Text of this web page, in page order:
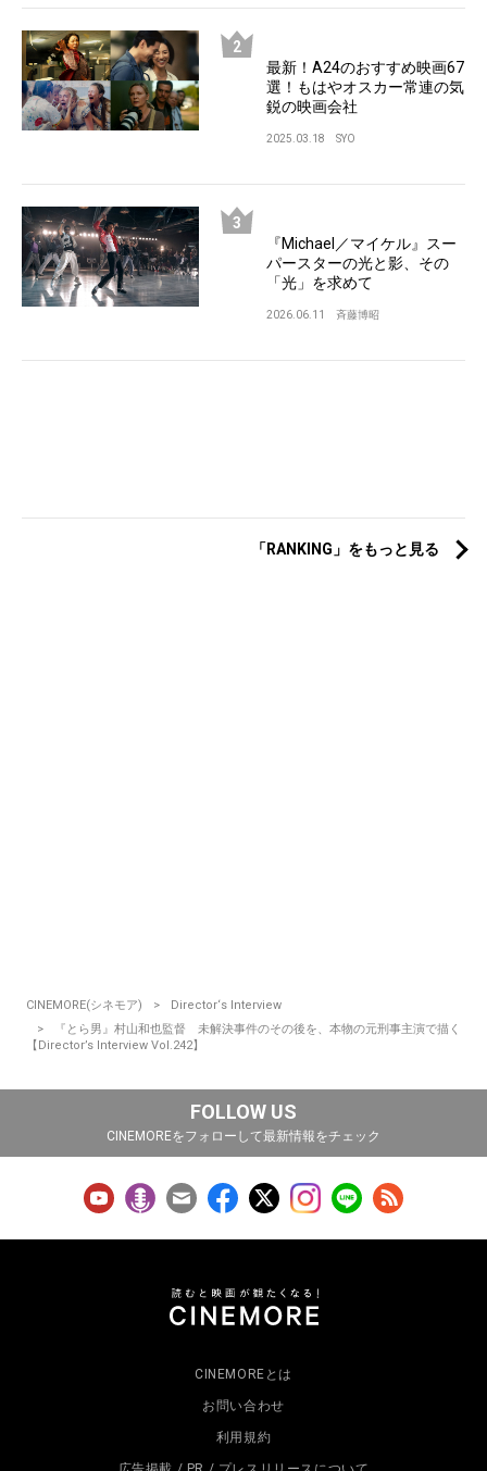
最新！A24のおすすめ映画67
選！もはやオスカー常連の気
鋭の映画会社
2025.03.18 SYO
『Michael／マイケル』スー
パースターの光と影、その
「光」を求めて
2026.06.11 斉藤博昭
「RANKING」をもっと見る
CINEMORE(シネモア)
Director‘s Interview
『とら男』村山和也監督 未解決事件のその後を、本物の元刑事主演で描く
【Director’s Interview Vol.242】
FOLLOW US
CINEMOREをフォローして最新情報をチェック
CINEMOREとは
お問い合わせ
利用規約